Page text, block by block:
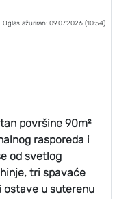
Oglas ažuriran: 09.07.2026 (10:54)
površine 90m²
rasporeda i
od svetlog
tri spavaće
ostave u suterenu